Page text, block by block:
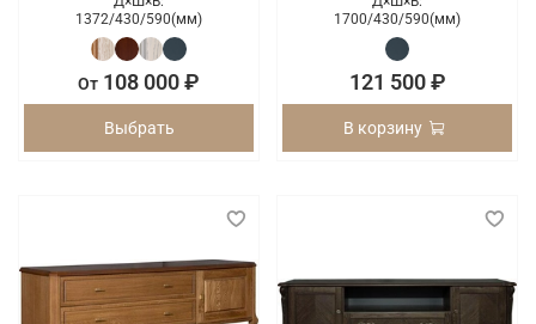
1372/430/590(мм)
От 108 000 ₽
Выбрать
1700/430/590(мм)
121 500 ₽
В корзину